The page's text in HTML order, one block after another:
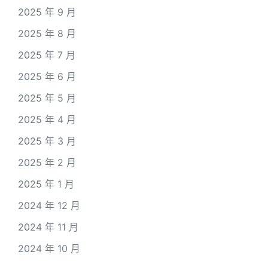
2025 年 9 月
2025 年 8 月
2025 年 7 月
2025 年 6 月
2025 年 5 月
2025 年 4 月
2025 年 3 月
2025 年 2 月
2025 年 1 月
2024 年 12 月
2024 年 11 月
2024 年 10 月